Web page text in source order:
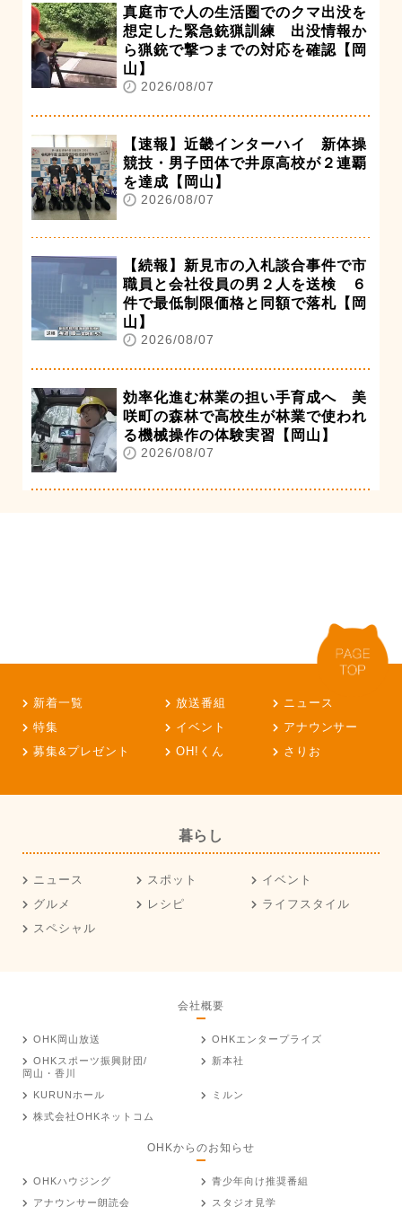
真庭市で人の生活圏でのクマ出没を
想定した緊急銃猟訓練 出没情報か
ら猟銃で撃つまでの対応を確認【岡
山】
2026/08/07
【速報】近畿インターハイ 新体操
競技・男子団体で井原高校が２連覇
を達成【岡山】
2026/08/07
【続報】新見市の入札談合事件で市
職員と会社役員の男２人を送検 ６
件で最低制限価格と同額で落札【岡
山】
2026/08/07
効率化進む林業の担い手育成へ 美
咲町の森林で高校生が林業で使われ
る機械操作の体験実習【岡山】
2026/08/07
新着一覧 放送番組
ニュース
特集
イベント
アナウンサー
募集&プレゼント
OH!くん さりお
暮らし
ニュース スポット
イベント
グルメ
レシピ
ライフスタイル
スペシャル
会社概要
OHK岡山放送
OHKエンタープライズ
OHKスポーツ振興財団/
岡山・香川
新本社
KURUNホール
ミルン
株式会社OHKネットコム
OHKからのお知らせ
OHKハウジング
青少年向け推奨番組
アナウンサー朗読会
スタジオ見学